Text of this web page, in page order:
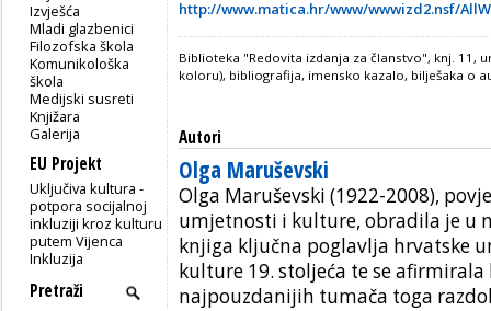
Izvješća
Mladi glazbenici
Filozofska škola
Komunikološka
škola
Medijski susreti
Knjižara
Galerija
EU Projekt
Uključiva kultura -
potpora socijalnoj
inkluziji kroz kulturu
putem Vijenca
Inkluzija
http://www.matica.hr/www/wwwizd2.nsf/
Biblioteka "Redovita izdanja za članstvo", knj. 11,
koloru), bibliografija, imensko kazalo, bilješaka o
Autori
Olga Maruševski
Olga Maruševski (1922-2008),
umjetnosti i kulture, obradila je u
knjiga ključna poglavlja hrvatske
kulture 19. stoljeća te se afirmirala
najpouzdanijih tumača toga